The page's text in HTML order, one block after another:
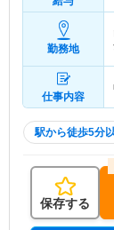
勤務地
仕事内容
駅から徒歩5分
保存する